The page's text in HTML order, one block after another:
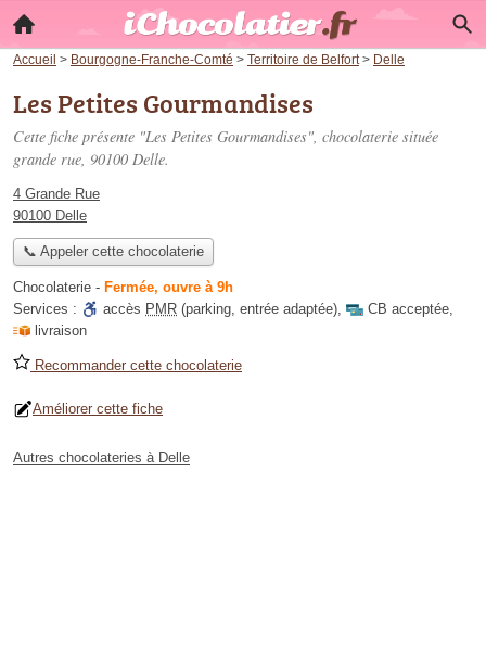
Accueil > Bourgogne-Franche-Comté > Territoire de Belfort > Delle
Les Petites Gourmandises
Cette fiche présente "Les Petites Gourmandises", chocolaterie située
grande rue, 90100 Delle.
4 Grande Rue
90100 Delle
📞 Appeler cette chocolaterie
Chocolaterie - Fermée, ouvre à 9h
Services :
accès PMR (parking, entrée adaptée), CB acceptée,
livraison
Recommander cette chocolaterie
Améliorer cette fiche
Autres chocolateries à Delle